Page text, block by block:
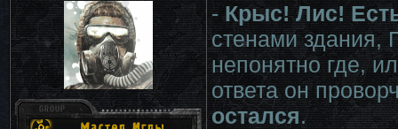
-Крыс! Лис!
стенами здания,
непонятно где,
ответа он
остался.